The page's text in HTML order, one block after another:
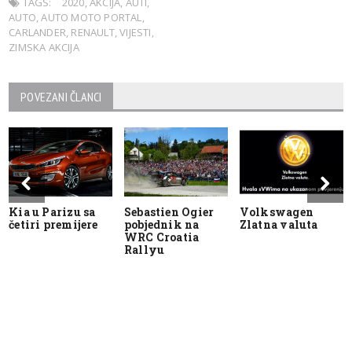
AUTO,AUTO MOTO PORTAL,
CARLANDER, RENAULT,VIJESTI,
ZIMSKA AKCIJA
POVEZANI ČLANCI
Kia u Parizu sa
četiri premijere
Sebastien Ogier
pobjednik na
WRC Croatia
Rallyu
Volkswagen
Zlatna valuta